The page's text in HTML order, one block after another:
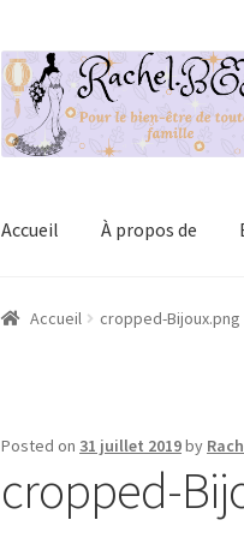
Aller
à
la
navigation
Aller
au
contenu
Accueil À propos de
Accueil À propos de Blog
Accueil cropped-Bijoux.png
Posted on 31 juillet 2019by
cropped-